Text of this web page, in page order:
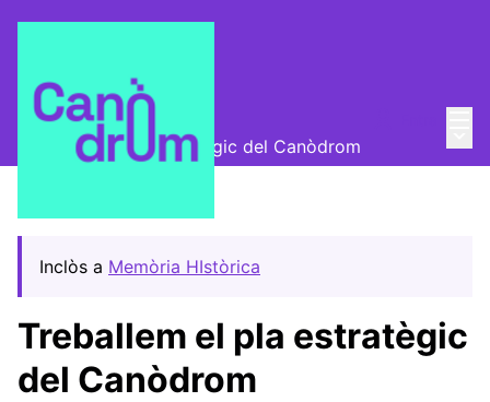
Trobades /
Treballem el pla estratègic del Canòdrom
Inclòs a Memòria HIstòrica
Treballem el pla estratègic
del Canòdrom